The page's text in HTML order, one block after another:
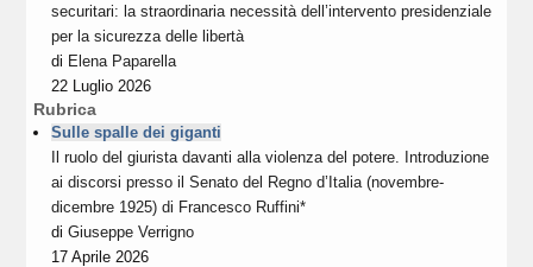
securitari: la straordinaria necessità dell’intervento presidenziale
per la sicurezza delle libertà
di Elena Paparella
22 Luglio 2026
Rubrica
Sulle spalle dei giganti
Il ruolo del giurista davanti alla violenza del potere. Introduzione
ai discorsi presso il Senato del Regno d’Italia (novembre-
dicembre 1925) di Francesco Ruffini*
diGiuseppe Verrigno
17 Aprile 2026